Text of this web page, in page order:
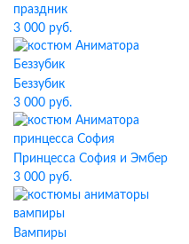
праздник
3 000 руб.
Беззубик
3 000 руб.
Принцесса София и Эмбер
3 000 руб.
Вампиры